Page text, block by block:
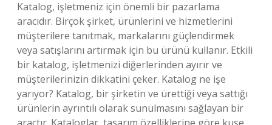
Katalog, işletmeniz için önemli bir pazarlama
aracıdır. Birçok şirket, ürünlerini ve hizmetlerini
müşterilere tanıtmak, markalarını güçlendirmek
veya satışlarını artırmak için bu ürünü kullanır. Etkili
bir katalog, işletmenizi diğerlerinden ayırır ve
müşterilerinizin dikkatini çeker. Katalog ne işe
yarıyor? Katalog, bir şirketin ve ürettiği veya sattığı
ürünlerin ayrıntılı olarak sunulmasını sağlayan bir